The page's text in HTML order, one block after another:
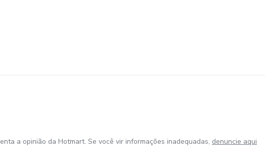
a opinião da Hotmart. Se você vir informações inadequadas, denuncie aqui